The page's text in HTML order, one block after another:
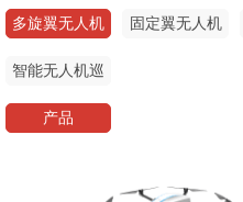
多旋翼无人机 固定翼无人机
智能无人机巡
产品